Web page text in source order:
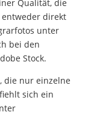
Qualität, die
entweder direkt
unter
bei den
Stock.
die nur einzelne
sich ein